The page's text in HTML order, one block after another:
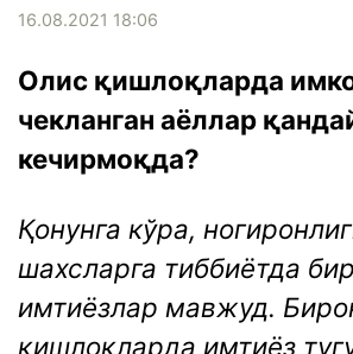
16.08.2021 18:06
Олис қишлоқларда
чекланган аёллар
кечирмоқда?
Қонунга кўра,
шахсларга тиббиётда
имтиёзлар мавжуд.
қишлоқларда имтиёз